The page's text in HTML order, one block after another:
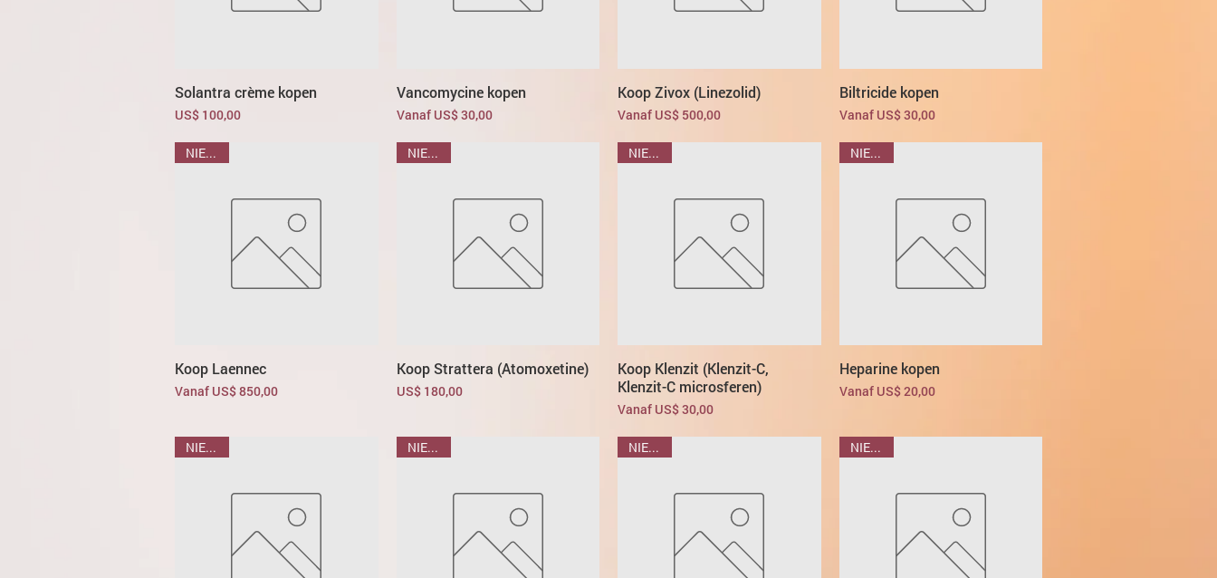
Solantra crème kopen
Prijs
US$ 100,00
Vancomycine kopen
Vanaf US$ 30,00
Verkoopprijs
Koop Zivox (Linezolid)
Vanaf US$ 500,00
Verkoopprijs
Biltricide kopen
Vanaf US$ 30,00
Verkoopprijs
NIEUWE
Koop Laennec
Vanaf US$ 850,00
Verkoopprijs
NIEUWE
Koop Strattera (Atomoxetine)
Prijs
US$ 180,00
NIEUWE
Koop Klenzit (Klenzit-C,
Klenzit-C microsferen)
Vanaf US$ 30,00
Verkoopprijs
NIEUWE
Heparine kopen
Vanaf US$ 20,00
Verkoopprijs
NIEUWE NIEUWE NIEUWE NIEUWE